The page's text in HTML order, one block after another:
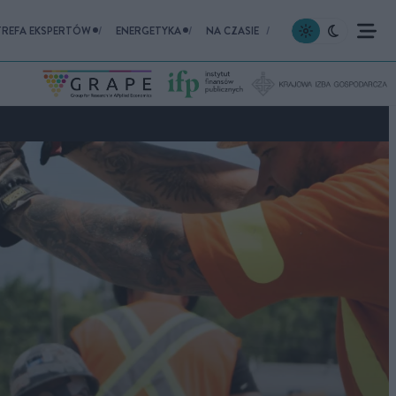
EKSPERTÓW ENERGETYKA NA CZASIE